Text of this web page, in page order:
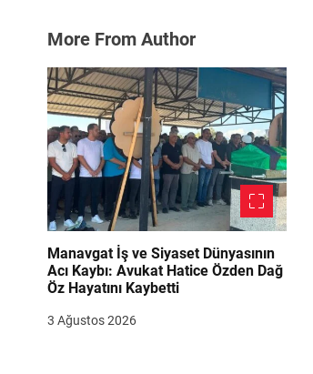
More From Author
Manavgat İş ve Siyaset Dünyasının
Acı Kaybı: Avukat Hatice Özden Dağ
Öz Hayatını Kaybetti
3 Ağustos 2026